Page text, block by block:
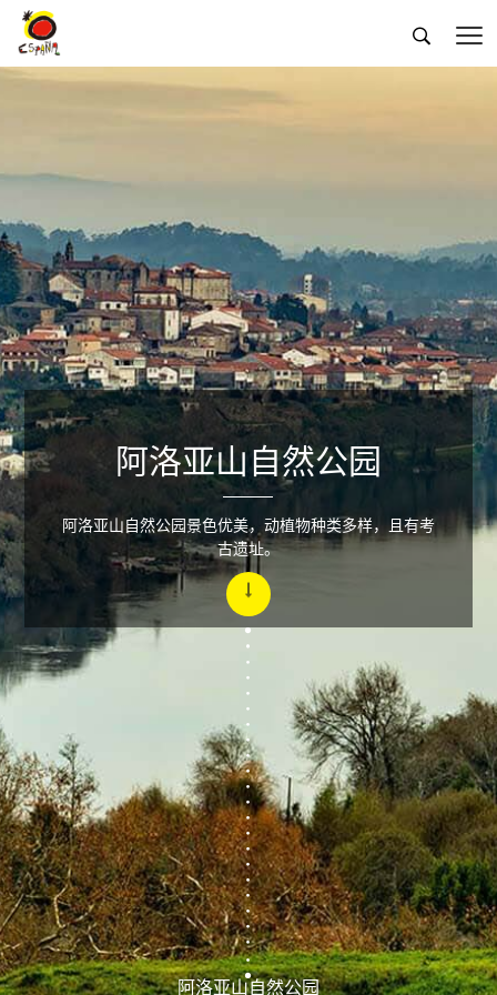
 
阿洛亚山自然公园
阿洛亚山自然公园
阿洛亚山自然公园景色优美，动植物种类多样，且有考
古遗址。